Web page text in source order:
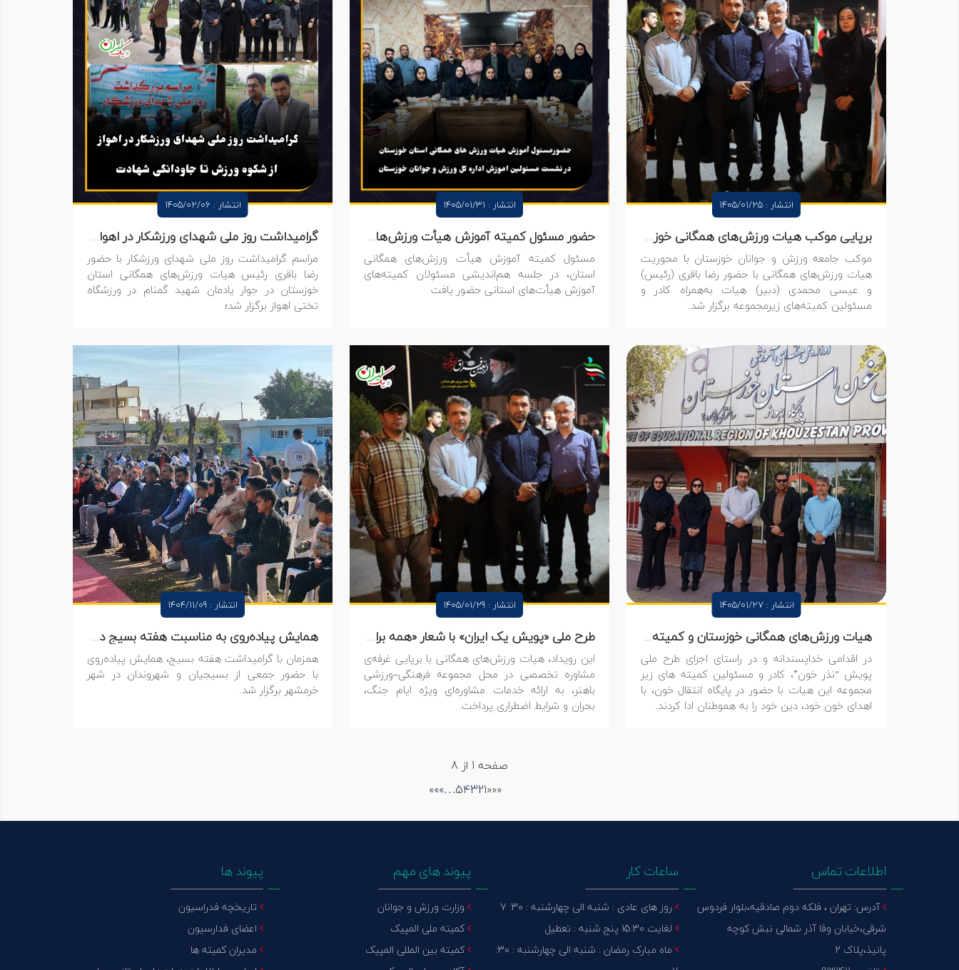
انتشار : 1405/01/25
برپایی موکب هیات ورزش‌های همگانی خوزستان در اربعین شهادت امام خامنه‌ای (ره)
موکب جامعه ورزش و جوانان خوزستان با محوریت
هیات ورزش‌های همگانی با حضور رضا باقری (رئیس)
و عیسی محمدی (دبیر) هیات به‌همراه کادر و
مسئولین کمیته‌های زیرمجموعه برگزار شد.
انتشار : 1405/01/31
حضور مسئول کمیته آموزش هیأت ورزش‌های همگانی استان در جلسه کمیته‌های آموزش هیأت‌های استانی
مسئول کمیته آموزش هیأت ورزش‌های همگانی
استان، در جلسه هم‌اندیشی مسئولان کمیته‌های
آموزش هیأت‌های استانی حضور یافت
انتشار : 1405/02/06
گرامیداشت روز ملی شهدای ورزشکار در اهواز؛ از شکوه ورزش تا جاودانگی شهادت
مراسم گرامیداشت روز ملی شهدای ورزشکار با حضور
رضا باقری رئیس هیات ورزش‌های همگانی استان
خوزستان در جوار یادمان شهید گمنام در ورزشگاه
تختی اهواز برگزار شد؛
انتشار : 1405/01/27
هیات ورزش‌های همگانی خوزستان و کمیته های زیر مجموعه در پویش “نذر خون” شرکت کردند
در اقدامی خداپسندانه و در راستای اجرای طرح ملی
پویش “نذر خون”، کادر و مسئولین کمیته های زیر
مجموعه این هیات با حضور در پایگاه انتقال خون، با
اهدای خون خود، دین خود را به هموطنان ادا کردند.
انتشار : 1405/01/29
طرح ملی «پویش یک ایران» با شعار «همه برای ایران» روز ۲۹ فروردین برگزار شد.
این رویداد، هیات ورزش‌های همگانی با برپایی غرفه‌ی
مشاوره تخصصی در محل مجموعه فرهنگی–ورزشی
باهنر، به ارائه خدمات مشاوره‌ای ویژه ایام جنگ،
بحران و شرایط اضطراری پرداخت.
انتشار : 1404/11/09
همایش پیاده‌روی به مناسبت هفته بسیج درخرمشهربرگزار شد
همزمان با گرامیداشت هفته بسیج، همایش پیاده‌روی
با حضور جمعی از بسیجیان و شهروندان در شهر
خرمشهر برگزار شد.
صفحه 1 از 8
««
«
1
2
3
4
5
…
»
»»
اطلاعات تماس
آدرس: تهران ، فلکه دوم صادقیه،بلوار فردوس
شرقی،خیابان وفا آذر شمالی نبش کوچه
پانیذ،پلاک 2
ساعات کار
روز های عادی : شنبه الی چهارشنبه : 30: 7
لغایت 15:30 پنج شنبه : تعطیل
ماه مبارک رمضان : شنبه الی چهارشنبه : 30:
پیوند های مهم
وزارت ورزش و جوانان
کمیته ملی المپیک
کمیته بین المللی المپیک
پیوند ها
تاریخچه فدراسیون
اعضای فدارسیون
مدیران کمیته ها